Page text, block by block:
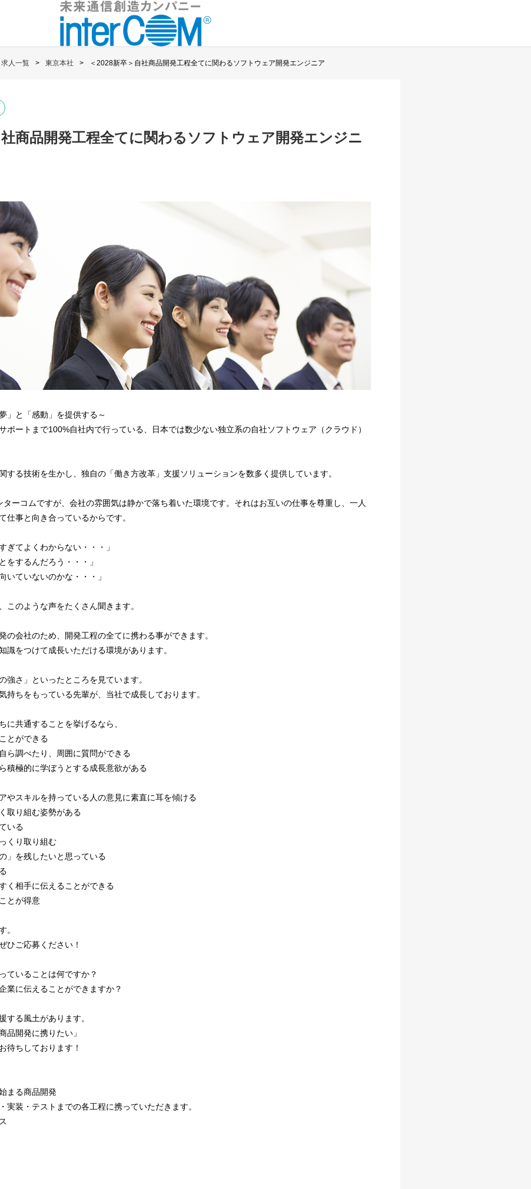
求人一覧 東京本社 ＜2028新卒＞自社商品開発工程全てに関わるソフトウェア開発エンジニア
社商品開発工程全てに関わるソフトウェア開発エンジニ
」と「感動」を提供する～
ポートまで100%自社内で行っている、日本では数少ない独立系の自社ソフトウェア（クラウド）
する技術を生かし、独自の「働き方改革」支援ソリューションを数多く提供しています。
ーコムですが、会社の雰囲気は静かで落ち着いた環境です。それはお互いの仕事を尊重し、一人
仕事と向き合っているからです。
ぎてよくわからない・・・」
をするんだろう・・・」
いていないのかな・・・」
このような声をたくさん聞きます。
の会社のため、開発工程の全てに携わる事ができます。
識をつけて成長いただける環境があります。
強さ」といったところを見ています。
持ちをもっている先輩が、当社で成長しております。
に共通することを挙げるなら、
とができる
ら調べたり、周囲に質問ができる
積極的に学ぼうとする成長意欲がある
やスキルを持っている人の意見に素直に耳を傾ける
取り組む姿勢がある
いる
くり取り組む
」を残したいと思っている
く相手に伝えることができる
とが得意
。
ひご応募ください！
ていることは何ですか？
業に伝えることができますか？
する風土があります。
品開発に携りたい」
待ちしております！
まる商品開発
実装・テストまでの各工程に携っていただきます。